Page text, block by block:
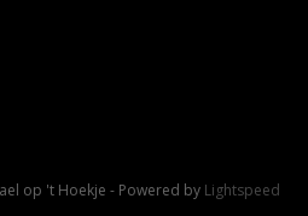
op 't Hoekje - Powered by Lightspeed